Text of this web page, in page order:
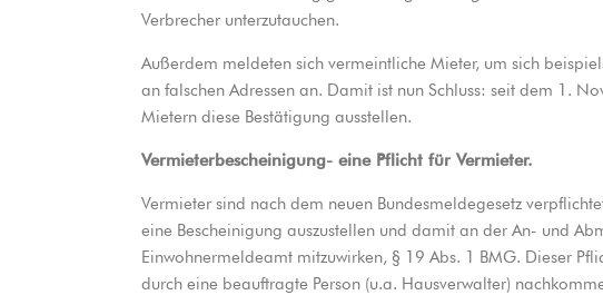
Verbrecher unterzutauchen.
Außerdem meldeten sich vermeintliche Mieter, um sich
an falschen Adressen an. Damit ist nun Schluss: seit dem 1.
Mietern diese Bestätigung ausstellen.
Vermieterbescheinigung- eine Pflicht für Vermieter.
Vermieter sind nach dem neuen Bundesmeldegesetz
eine Bescheinigung auszustellen und damit an der An- und
Einwohnermeldeamt mitzuwirken, § 19 Abs. 1 BMG. Dieser
durch eine beauftragte Person (u.a. Hausverwalter)